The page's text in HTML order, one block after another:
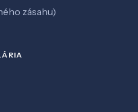
zásahu)